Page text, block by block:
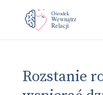
Rozstanie